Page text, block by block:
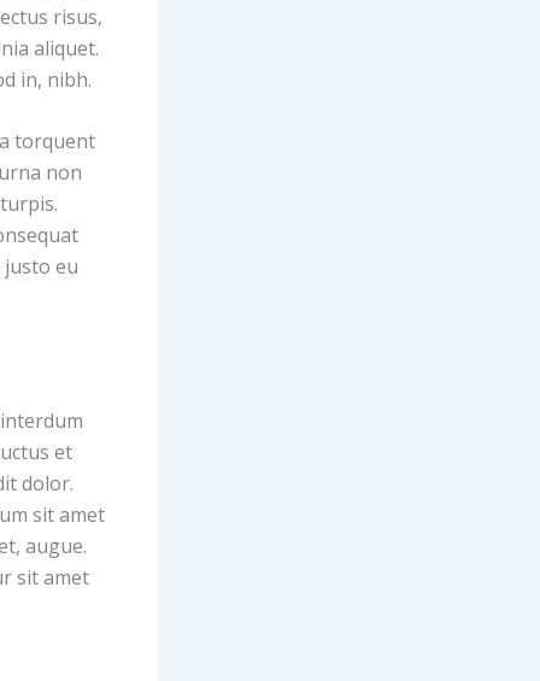
risus,
aliquet.
in, nibh.
torquent
non
justo eu
et
dolor.
sit amet
augue.
sit amet